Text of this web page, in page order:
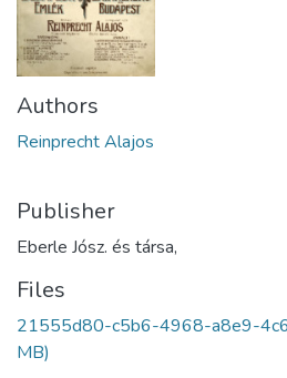
Authors
Reinprecht Alajos
Publisher
Eberle Jósz. és társa,
Files
21555d80-c5b6-4968-a8e9-
MB)